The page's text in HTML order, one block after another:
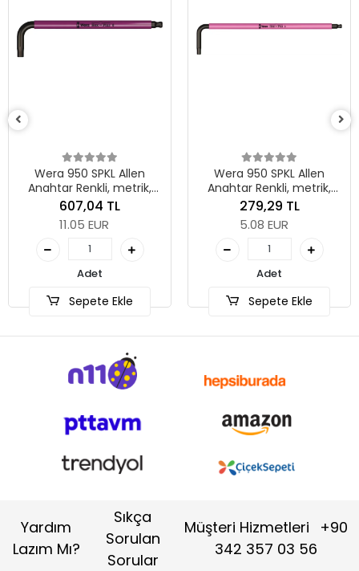
Wera 950 SPKL Allen
Anahtar Renkli, metrik,
BlackLaser, 3 x 123 mm
279,29 TL
Sepete Ekle
Anahtar Renkli,
5.25 EUR
Yardım
Lazım Mı?
Sıkça
Sorulan
Sorular
Müşteri Hizmetleri
+90
342 357 03 56